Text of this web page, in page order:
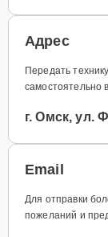
Адрес
Передать
самостоятельно
г. Омск, ул.
Email
Для отправки
пожеланий и